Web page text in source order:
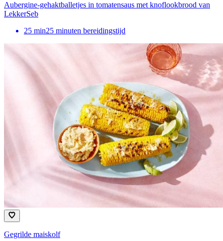
Aubergine-gehaktballetjes in tomatensaus met knoflookbrood van
LekkerSeb
25 min25 minuten bereidingstijd
Gegrilde maiskolf